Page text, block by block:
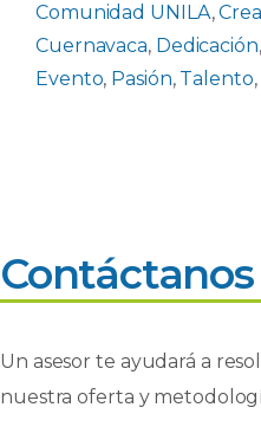
Comunidad UNILA,
Cuernavaca, Dedicación,
Evento, Pasión, Talento,
Contáctanos
Un asesor te ayudará a
nuestra oferta y